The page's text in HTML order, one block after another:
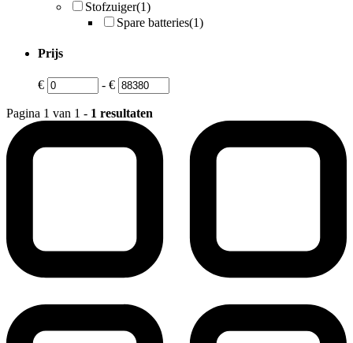
Stofzuiger(1)
Spare batteries(1)
Prijs
€ - €
Pagina 1 van 1 - 1 resultaten